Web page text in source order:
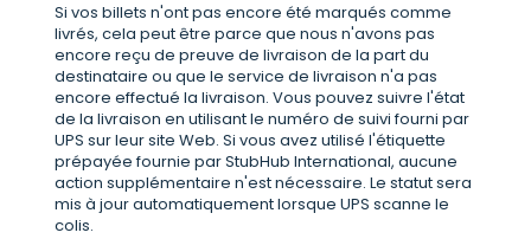
Si vos billets n'ont pas encore été marqués comme
livrés, cela peut être parce que nous n'avons pas
encore reçu de preuve de livraison de la part du
destinataire ou que le service de livraison n'a pas
encore effectué la livraison. Vous pouvez suivre l'état
de la livraison en utilisant le numéro de suivi fourni par
UPS sur leur site Web. Si vous avez utilisé l'étiquette
prépayée fournie par StubHub International, aucune
action supplémentaire n'est nécessaire. Le statut sera
mis à jour automatiquement lorsque UPS scanne le
colis.